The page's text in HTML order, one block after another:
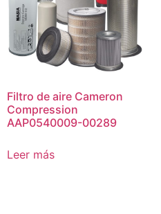
Filtro de aire Cameron
Compression
AAP0540009-00289
Leer más